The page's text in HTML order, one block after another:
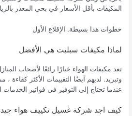
المكيفات بأقل الأسعار في بحي المعذر
خطوات هذا بسيطة. الإقلاع الأول
لماذا مكيفات سبليت هي الأفضل
تعد مكيفات الهواء خيارًا رائعًا لأصحاب
وتبريد. لديهم أيضًا التقييمات الأكثر كفاءة ،
عندما تحتاج إلى التوفير في فواتير
كيف اجد شركة غسيل تكييف هواء